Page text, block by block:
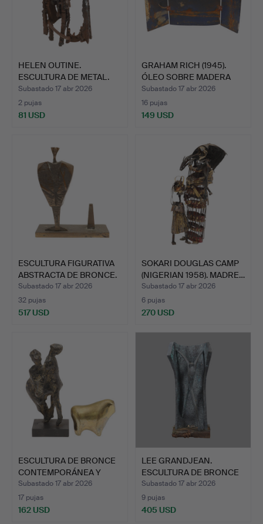
Welcome to the auction!
HELEN OUTINE.
ESCULTURA DE METAL.
Subastado 17 abr 2026
2 pujas
81 USD
GRAHAM RICH (1945).
ÓLEO SOBRE MADERA
FLOT…
Subastado 17 abr 2026
16 pujas
149 USD
ESCULTURA FIGURATIVA
ABSTRACTA DE BRONCE.
Subastado 17 abr 2026
32 pujas
517 USD
SOKARI DOUGLAS CAMP
(NIGERIAN 1958). MADRE…
Subastado 17 abr 2026
6 pujas
270 USD
ESCULTURA DE BRONCE
CONTEMPORÁNEA Y
TORO D…
Subastado 17 abr 2026
17 pujas
162 USD
LEE GRANDJEAN.
ESCULTURA DE BRONCE
'THE SO…
Subastado 17 abr 2026
9 pujas
405 USD